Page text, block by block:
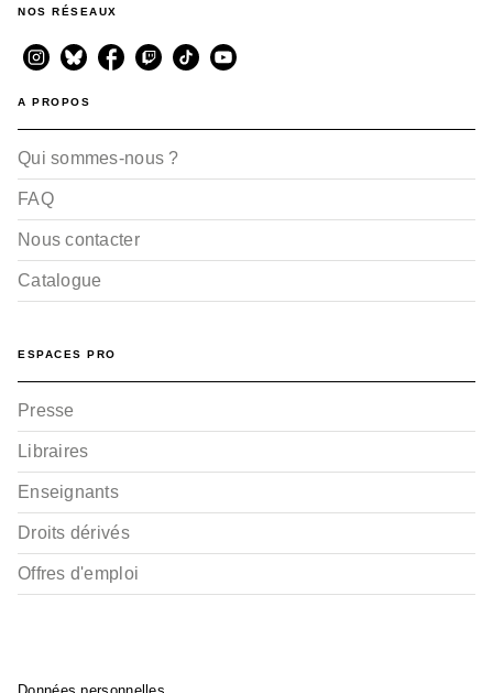
NOS RÉSEAUX
A PROPOS
Qui sommes-nous ?
FAQ
Nous contacter
Catalogue
ESPACES PRO
Presse
Libraires
Enseignants
Droits dérivés
Offres d'emploi